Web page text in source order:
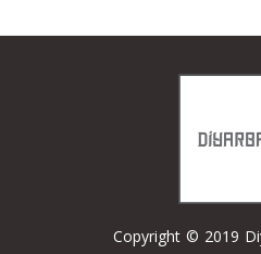
Copyright © 2019